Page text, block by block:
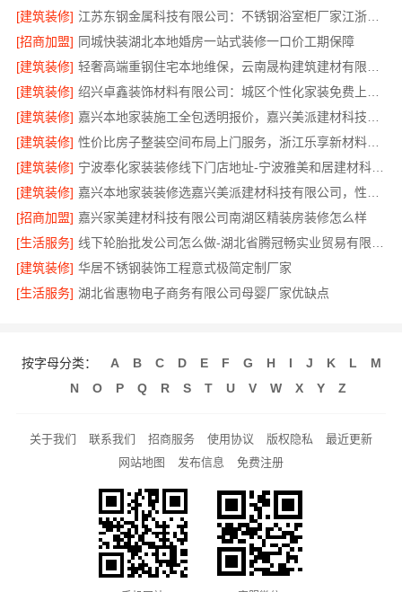
[建筑装修]
江苏东钢金属科技有限公司：不锈钢浴室柜厂家江浙沪加盟
[招商加盟] 同城快装湖北本地婚房一站式装修一口价工期保障
[建筑装修]
[建筑装修]
[建筑装修]
[建筑装修]
性价比房子整装空间布局上门服务，浙江乐享新材料有限公司品质之选
[建筑装修]
宁波奉化家装装修线下门店地址-宁波雅美和居建材科技有限公司
[建筑装修]
[招商加盟] 嘉兴家美建材科技有限公司南湖区精装房装修怎么样
[生活服务]
[建筑装修] 华居不锈钢装饰工程意式极简定制厂家
[生活服务] 湖北省惠物电子商务有限公司母婴厂家优缺点
按字母分类： A B C D E F G H I J K L
M
N
O P Q R S T U V W X Y Z
关于我们 联系我们 招商服务 使用协议 版权隐私
最近更新
网站地图
发布信息 免费注册